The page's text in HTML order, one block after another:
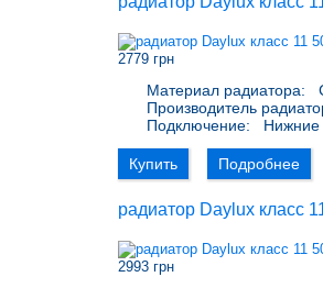
2779 грн
Материал радиатора:
Производитель
Подключение:
Нижние
Купить Подробнее
радиатор Daylux класс
2993 грн